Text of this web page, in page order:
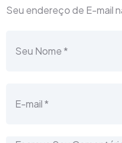
Seu endereço de E-mail